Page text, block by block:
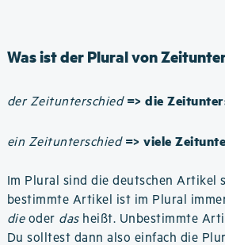
Was ist der Plural von
der Zeitunterschied => die
ein Zeitunterschied => viele
Im Plural sind die deutschen Artikel
bestimmte Artikel ist im Plural
dieoder dasheißt. Unbestimmte
Du solltest dann also einfach die